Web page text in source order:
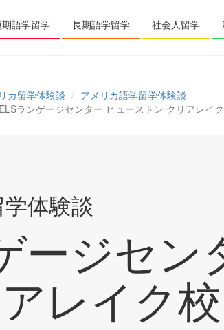
語学留学 長期語学留学 社会人留学
カ留学体験談
アメリカ語学留学体験談
ランゲージセンター ヒューストン クリアレイ
体験談
ージセン
レイク校